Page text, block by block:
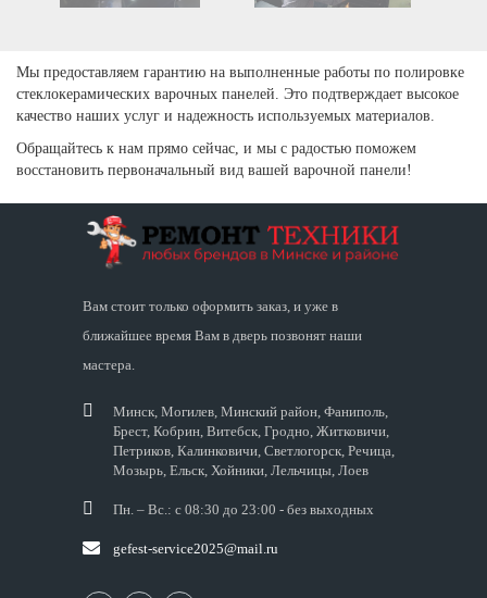
Мы предоставляем гарантию на выполненные работы по полировке
стеклокерамических варочных панелей. Это подтверждает высокое
качество наших услуг и надежность используемых материалов.
Обращайтесь к нам прямо сейчас, и мы с радостью поможем
восстановить первоначальный вид вашей варочной панели!
Вам стоит только оформить заказ, и уже в
ближайшее время Вам в дверь позвонят наши
мастера.
Минск, Могилев, Минский район, Фаниполь,
Брест, Кобрин, Витебск, Гродно, Житковичи,
Петриков, Калинковичи, Светлогорск, Речица,
Мозырь, Ельск, Хойники, Лельчицы, Лоев
Пн. – Вс.: с 08:30 до 23:00 - без выходных
gefest-service2025@mail.ru